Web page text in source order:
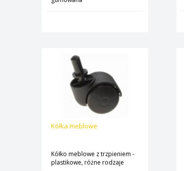
Kółka meblowe
Kółko meblowe z trzpieniem -
plastikowe, różne rodzaje